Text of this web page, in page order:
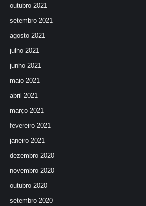
outubro 2021
setembro 2021
agosto 2021
julho 2021
junho 2021
maio 2021
abril 2021
março 2021
fevereiro 2021
janeiro 2021
dezembro 2020
novembro 2020
outubro 2020
setembro 2020